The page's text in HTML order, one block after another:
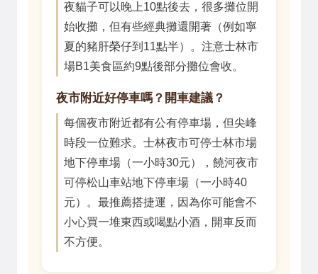
夜貓子可以晚上10點後去，很多攤位開
始收攤，但有些經典攤還開著（例如寧
夏的豬肝榮仔到11點半）。注意士林市
場B1美食區約9點後部分攤位會收。
夜市附近好停車嗎？開車建議？
每個夜市附近都有公有停車場，但尖峰
時段一位難求。士林夜市可停士林市場
地下停車場（一小時30元），饒河夜市
可停松山車站地下停車場（一小時40
元）。最推薦搭捷運，因為你可能會不
小心買一堆東西或喝點小酒，開車反而
不方便。